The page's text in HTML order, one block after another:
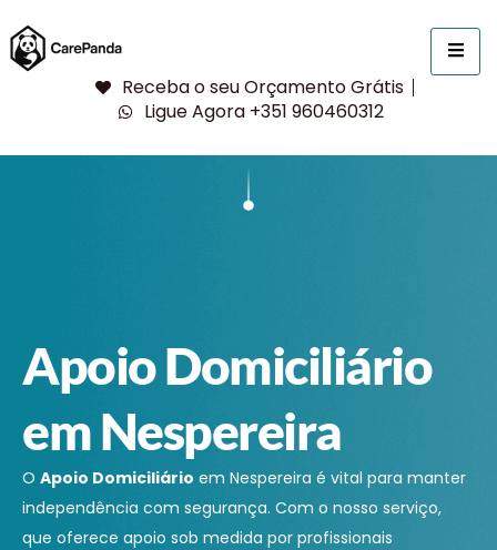
Receba o seu Orçamento Grátis
Ligue Agora +351 960460312
Apoio Domiciliário
em Nespereira
O Apoio Domiciliário em Nespereira é vital para manter
independência com segurança. Com o nosso serviço,
que oferece apoio sob medida por profissionais